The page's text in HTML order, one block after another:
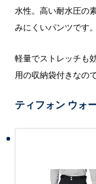
水性。高い耐水圧の
みにくいパンツです。
軽量でストレッチも
用の収納袋付きなの
ティフォン ウォ